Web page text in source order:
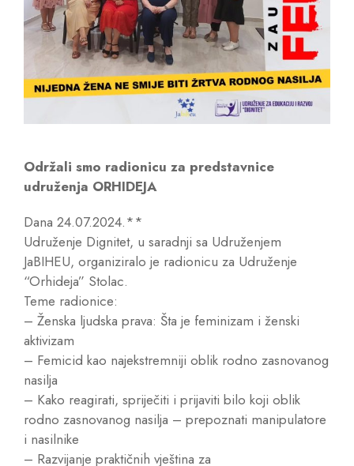
Održali smo radionicu za predstavnice
udruženja ORHIDEJA
Dana 24.07.2024.**
Udruženje Dignitet, u saradnji sa Udruženjem
JaBIHEU, organiziralo je radionicu za Udruženje
“Orhideja” Stolac.
Teme radionice:
– Ženska ljudska prava: Šta je feminizam i ženski
aktivizam
– Femicid kao najekstremniji oblik rodno zasnovanog
nasilja
– Kako reagirati, spriječiti i prijaviti bilo koji oblik
rodno zasnovanog nasilja – prepoznati manipulatore
i nasilnike
– Razvijanje praktičnih vještina za